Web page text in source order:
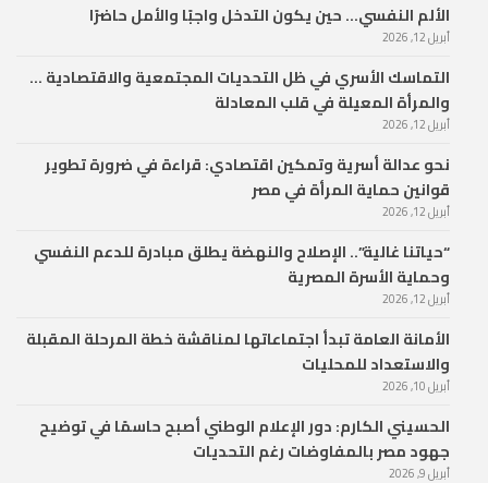
الألم النفسي… حين يكون التدخل واجبًا والأمل حاضرًا
أبريل 12, 2026
التماسك الأسري في ظل التحديات المجتمعية والاقتصادية …
والمرأة المعيلة في قلب المعادلة
أبريل 12, 2026
نحو عدالة أسرية وتمكين اقتصادي: قراءة في ضرورة تطوير
قوانين حماية المرأة في مصر
أبريل 12, 2026
“حياتنا غالية”.. الإصلاح والنهضة يطلق مبادرة للدعم النفسي
وحماية الأسرة المصرية
أبريل 12, 2026
الأمانة العامة تبدأ اجتماعاتها لمناقشة خطة المرحلة المقبلة
والاستعداد للمحليات
أبريل 10, 2026
الحسيني الكارم: دور الإعلام الوطني أصبح حاسمًا في توضيح
جهود مصر بالمفاوضات رغم التحديات
أبريل 9, 2026